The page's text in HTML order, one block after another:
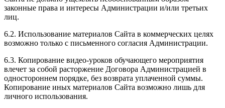
законные права и интересы Администрации и/или третьих
лиц.
6.2. Использование материалов Сайта в коммерческих целях
возможно только с письменного согласия Администрации.
6.3. Копирование видео-уроков обучающего мероприятия
влечет за собой расторжение Договора Администрацией в
одностороннем порядке, без возврата уплаченной суммы.
Копирование иных материалов Сайта возможно лишь для
личного использования.